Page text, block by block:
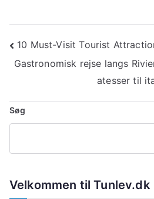
10 Must-Visit Tourist
Gastronomisk rejse langs
atesser til
Søg
Velkommen til Tunlev.dk